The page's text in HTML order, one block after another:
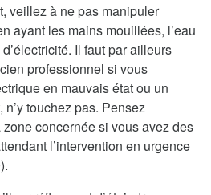
veillez à ne pas manipuler
ayant les mains mouillées, l’eau
Il faut par ailleurs
professionnel si vous
en mauvais état ou un
touchez pas. Pensez
concernée si vous avez des
l’intervention en urgence